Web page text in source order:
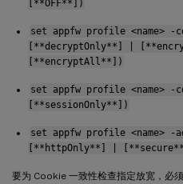
[**OFF**])
set appfw profile <name> -
[**decryptOnly**] |
[**encryptAll**])
set appfw profile <name> -
[**sessionOnly**])
set appfw profile <name> -
[**httpOnly**] |
要为 Cookie 一致性检查指定放宽，必